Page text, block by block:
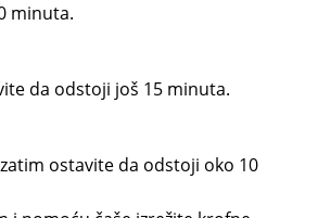
minuta.
da odstoji još 15 minuta.
ostavite da odstoji oko 10